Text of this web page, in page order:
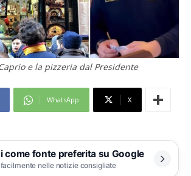
e la pizzeria dal Presidente
WhatsApp X
come fonte preferita su Google
nelle notizie consigliate